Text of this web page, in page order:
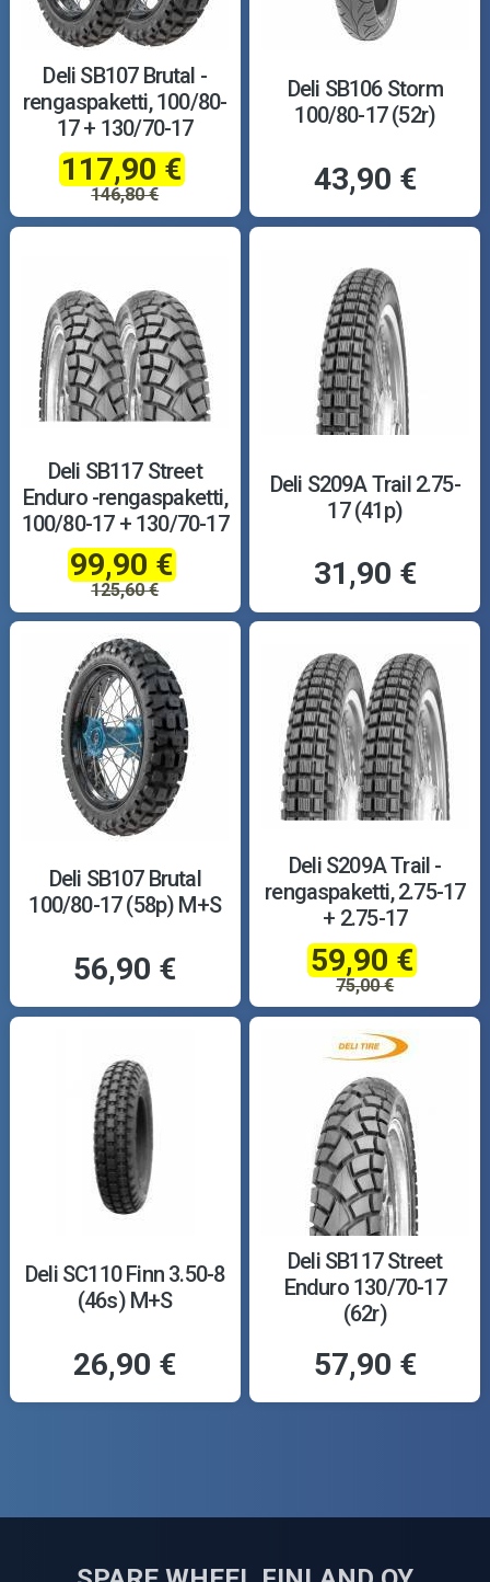
Deli SB107 Brutal -
rengaspaketti, 100/80-
17 + 130/70-17
117,90 €
146,80 €
Deli SB106 Storm
100/80-17 (52r)
43,90 €
Deli SB117 Street
Enduro -rengaspaketti,
100/80-17 + 130/70-17
99,90 €
125,60 €
Deli S209A Trail 2.75-
17 (41p)
31,90 €
Deli SB107 Brutal
100/80-17 (58p) M+S
56,90 €
Deli S209A Trail -
rengaspaketti, 2.75-17
+ 2.75-17
59,90 €
75,00 €
Deli SC110 Finn 3.50-8
(46s) M+S
26,90 €
Deli SB117 Street
Enduro 130/70-17
(62r)
57,90 €